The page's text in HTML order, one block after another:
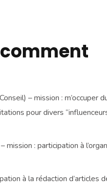
– mission : m’occuper
pour divers
: participation à
à la rédaction d’articles